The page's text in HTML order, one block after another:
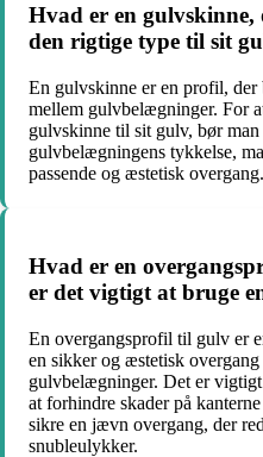
Hvad er en
den rigtige type til sit
En gulvskinne er en profil, der
mellem gulvbelægninger. For
gulvskinne til sit gulv, bør
gulvbelægningens tykkelse,
passende og æstetisk overgang.
Hvad er en
er det vigtigt at bruge
En overgangsprofil til gulv er
en sikker og æstetisk
gulvbelægninger. Det er
at forhindre skader på
sikre en jævn overgang, der
snubleulykker.